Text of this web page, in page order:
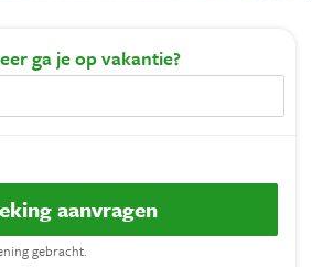
ga je op vakantie?
aanvragen
gebracht.